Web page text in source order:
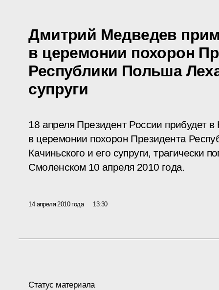
Дмитрий Медведев
в церемонии похорон
Республики Польша
супруги
18 апреля Президент России прибудет в
в церемонии похорон Президента
Качиньского и его супруги, трагически
Смоленском 10 апреля 2010 года.
14 апреля 2010 года 13:30
Статус материала